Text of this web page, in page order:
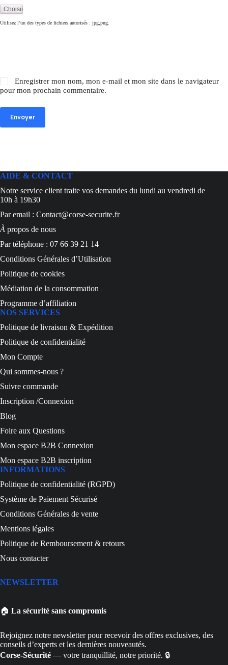
Utilisez l’un des types de fichiers autorisés : jpg,png.
Enregistrer mon nom, mon e-mail et mon site dans le navigateur
pour mon prochain commentaire.
Envoyer
AIDE & CONTACT
Notre service client traite vos demandes du lundi au vendredi de
10h à 19h30
Par email : Contact@corse-securite.fr
À propos de nous
Par téléphone : 07 66 39 21 14
Conditions Générales d’Utilisation
Politique de cookies
Médiation de la consommation
Programme d’affiliation
NOS SERVICES
Politique de livraison & Expédition
Politique de confidentialité
Mon Compte
Qui sommes-nous ?
Suivre commande
Inscription /Connexion
Blog
Foire aux Questions
Mon espace B2B Connexion
Mon espace B2B inscription
INFORMATIONS
Politique de confidentialité (RGPD)
Système de Paiement Sécurisé
Conditions Générales de vente
Mentions légales
Politique de Remboursement & retours
Nous contacter
NEWSLETTER
🏠 La sécurité sans compromis
Rejoignez notre newsletter pour recevoir des offres exclusives, des
conseils d’experts et les dernières nouveautés.
Corse-Sécurité — votre tranquillité, notre priorité. 🔒